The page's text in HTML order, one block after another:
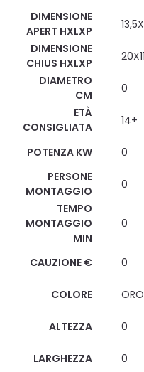
DIMENSIONE
APERT HXLXP
DIMENSIONE
CHIUS HXLXP
20X11
DIAMETRO
CM
0
ETÀ
CONSIGLIATA
14+
POTENZA KW
0
PERSONE
MONTAGGIO
0
TEMPO
MONTAGGIO
MIN
0
CAUZIONE € 0
COLORE ORO
ALTEZZA 0
LARGHEZZA 0